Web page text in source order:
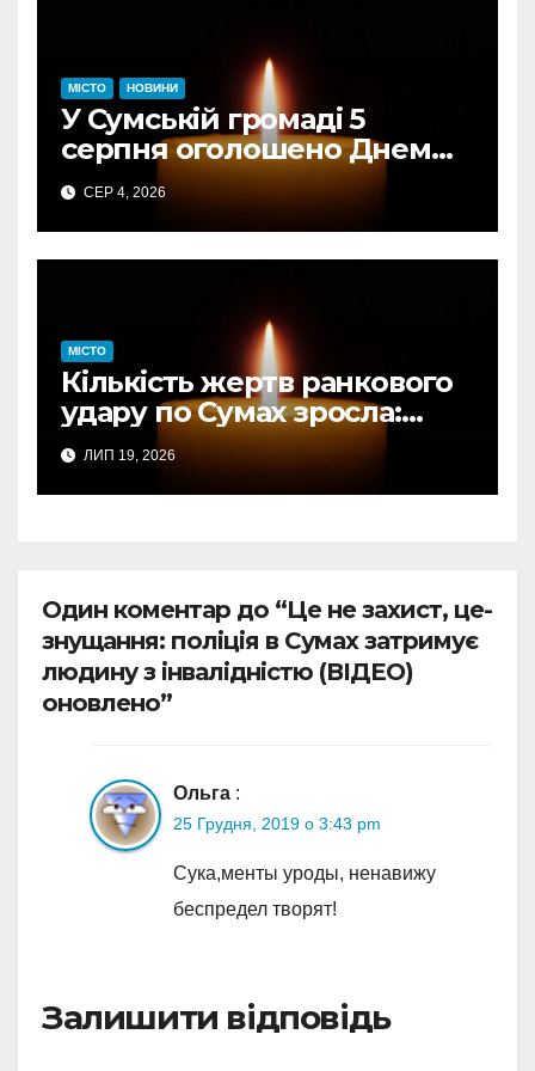
МІСТО НОВИНИ
У Сумській громаді 5
серпня оголошено Днем
жалоби за загиблими від
авіаудару
СЕР 4, 2026
МІСТО
Кількість жертв ранкового
удару по Сумах зросла:
підтверджено загибель
однієї людини
ЛИП 19, 2026
Один коментар до “Це не захист, це-
знущання: поліція в Сумах затримує
людину з інвалідністю (ВІДЕО)
оновлено”
Ольга :
25 Грудня, 2019 о 3:43 pm
Сука,менты уроды, ненавижу
беспредел творят!
Залишити відповідь